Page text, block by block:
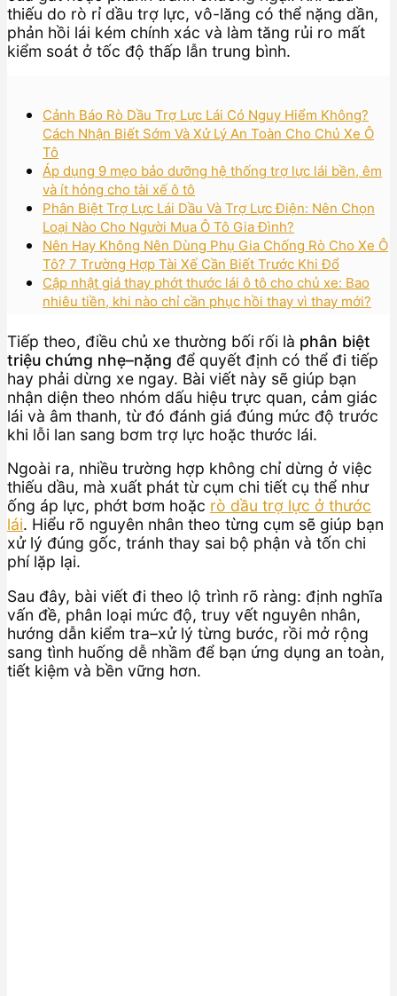
thiếu do rò rỉ dầu trợ lực, vô-lăng có thể nặng dần,
phản hồi lái kém chính xác và làm tăng rủi ro mất
kiểm soát ở tốc độ thấp lẫn trung bình.
Cảnh Báo Rò Dầu Trợ Lực Lái Có Nguy Hiểm Không?
Cách Nhận Biết Sớm Và Xử Lý An Toàn Cho Chủ Xe Ô
Tô
Áp dụng 9 mẹo bảo dưỡng hệ thống trợ lực lái bền, êm
và ít hỏng cho tài xế ô tô
Phân Biệt Trợ Lực Lái Dầu Và Trợ Lực Điện: Nên Chọn
Loại Nào Cho Người Mua Ô Tô Gia Đình?
Nên Hay Không Nên Dùng Phụ Gia Chống Rò Cho Xe Ô
Tô? 7 Trường Hợp Tài Xế Cần Biết Trước Khi Đổ
Cập nhật giá thay phớt thước lái ô tô cho chủ xe: Bao
nhiêu tiền, khi nào chỉ cần phục hồi thay vì thay mới?
Tiếp theo, điều chủ xe thường bối rối là phân biệt
triệu chứng nhẹ–nặng để quyết định có thể đi tiếp
hay phải dừng xe ngay. Bài viết này sẽ giúp bạn
nhận diện theo nhóm dấu hiệu trực quan, cảm giác
lái và âm thanh, từ đó đánh giá đúng mức độ trước
khi lỗi lan sang bơm trợ lực hoặc thước lái.
Ngoài ra, nhiều trường hợp không chỉ dừng ở việc
thiếu dầu, mà xuất phát từ cụm chi tiết cụ thể như
ống áp lực, phớt bơm hoặc rò dầu trợ lực ở thước
lái. Hiểu rõ nguyên nhân theo từng cụm sẽ giúp bạn
xử lý đúng gốc, tránh thay sai bộ phận và tốn chi
phí lặp lại.
Sau đây, bài viết đi theo lộ trình rõ ràng: định nghĩa
vấn đề, phân loại mức độ, truy vết nguyên nhân,
hướng dẫn kiểm tra–xử lý từng bước, rồi mở rộng
sang tình huống dễ nhầm để bạn ứng dụng an toàn,
tiết kiệm và bền vững hơn.